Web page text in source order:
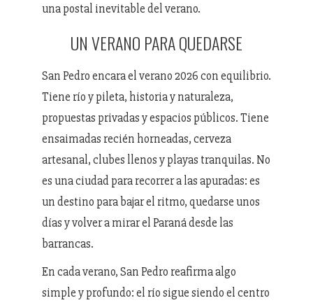
una postal inevitable del verano.
UN VERANO PARA QUEDARSE
San Pedro encara el verano 2026 con equilibrio.
Tiene río y pileta, historia y naturaleza,
propuestas privadas y espacios públicos. Tiene
ensaimadas recién horneadas, cerveza
artesanal, clubes llenos y playas tranquilas. No
es una ciudad para recorrer a las apuradas: es
un destino para bajar el ritmo, quedarse unos
días y volver a mirar el Paraná desde las
barrancas.
En cada verano, San Pedro reafirma algo
simple y profundo: el río sigue siendo el centro